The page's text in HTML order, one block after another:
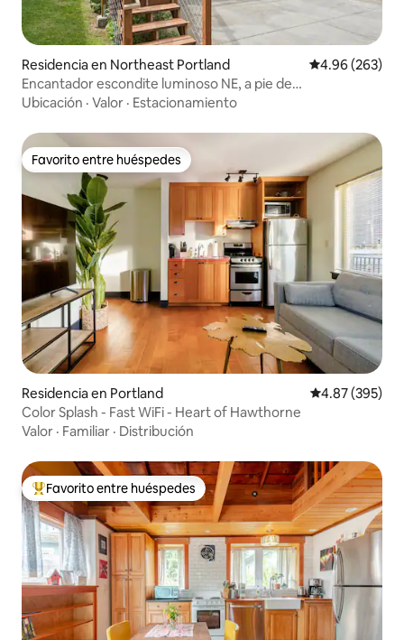
Residencia en Northeast Portland Calificación
4.96 (263)
Encantador escondite luminoso NE, a pie de
comida/cerveza/tiendas
Ubicación · Valor · Estacionamiento
Favorito entre huéspedes
Favorito entre huéspedes
Residencia en Portland Calificación
4.87 (395)
Color Splash - Fast WiFi - Heart of Hawthorne
Valor · Familiar · Distribución
De los mejores en Favorito entre huéspedes
Favorito entre huéspedes